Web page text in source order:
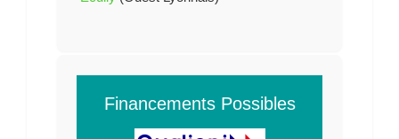
Financements Possibles